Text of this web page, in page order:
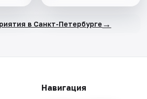
в Санкт-Петербурге →
Навигация